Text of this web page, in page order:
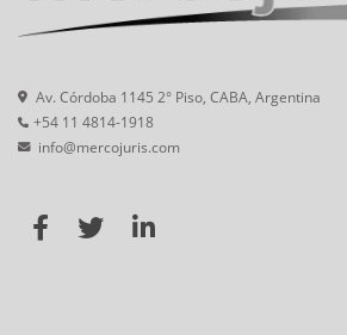
Av. Córdoba 1145 2° Piso, CABA, Argentina
+54 11 4814-1918
info@mercojuris.com